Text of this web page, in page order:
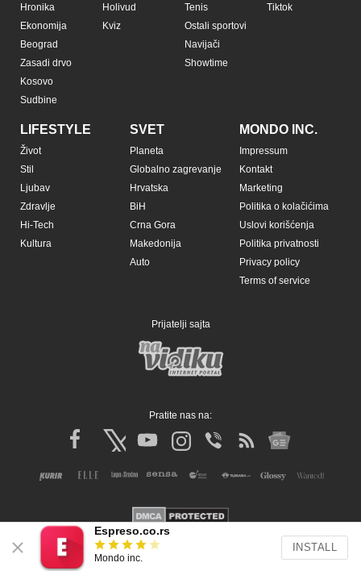
Hronika
Ekonomija
Beograd
Zasadi drvo
Kosovo
Sudbine
Holivud
Kviz
Tenis
Ostali sportovi
Navijači
Showtime
Tiktok
LIFESTYLE
Život
Stil
Ljubav
Zdravlje
Hi-Tech
Kultura
SVET
Planeta
Globalno zagrevanje
Hrvatska
BiH
Crna Gora
Makedonija
Auto
MONDO INC.
Impressum
Kontakt
Marketing
Politika o kolačićima
Uslovi korišćenja
Politika privatnosti
Privacy policy
Terms of service
Prijatelji sajta
Pratite nas na:
Copyright © Espreso.co.rs 2026. Sva prava zadržana. Mondo inc.
Espreso.co.rs
Mondo inc.
INSTALL